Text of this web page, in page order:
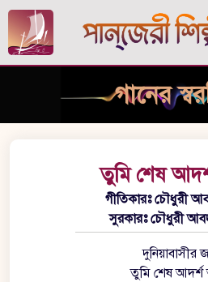
গানের
তুমি শেষ
গীতিকারঃ চৌধুরী
সুরকারঃ চৌধুরী
দুনিয়াবাসীর
তুমি শেষ আদর্শ